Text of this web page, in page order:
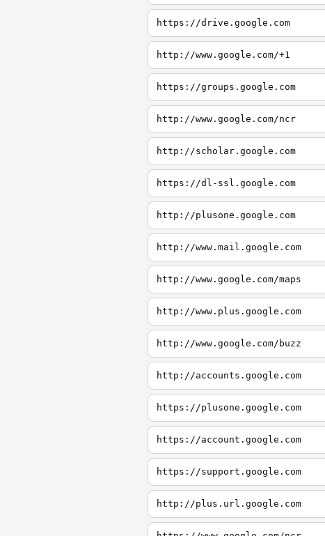
https://drive.google.com
http://www.google.com/+1
https://groups.google.com
http://www.google.com/ncr
http://scholar.google.com
https://dl-ssl.google.com
http://plusone.google.com
http://www.mail.google.com
http://www.google.com/maps
http://www.plus.google.com
http://www.google.com/buzz
http://accounts.google.com
https://plusone.google.com
https://account.google.com
https://support.google.com
http://plus.url.google.com